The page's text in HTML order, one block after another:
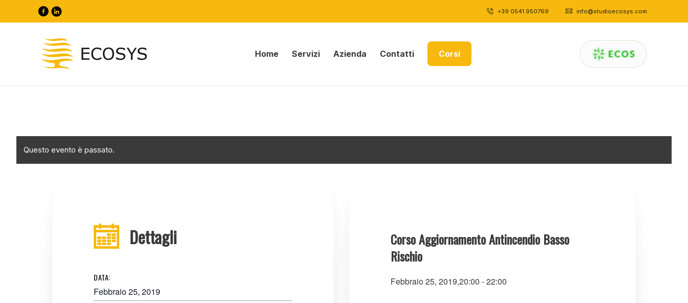
+39 0541 950769 info@studioecosys.com
Home Servizi Azienda Contatti Corsi
Questo evento è passato.
Corso Aggiornamento Antincendio Basso
Rischio
Febbraio 25, 2019,20:00 -22:00
Dettagli
DATA:
Febbraio 25, 2019